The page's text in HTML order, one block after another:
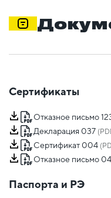
Сертификаты
Отказное письмо
Декларация 037
Сертификат 004
Отказное письмо
Паспорта и РЭ